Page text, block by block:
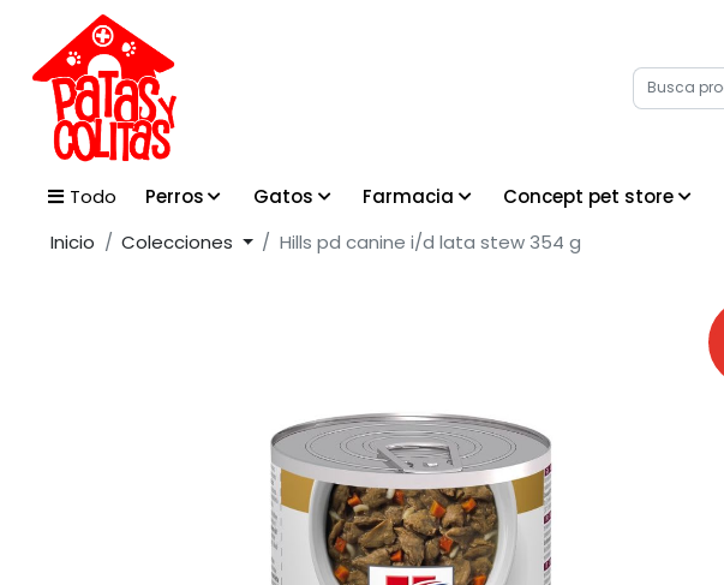
Todo Perros Gatos Farmacia Concept pet store
Inicio
Colecciones Hills pd canine i/d lata stew 354 g